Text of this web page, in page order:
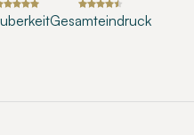
Gesamteindruck